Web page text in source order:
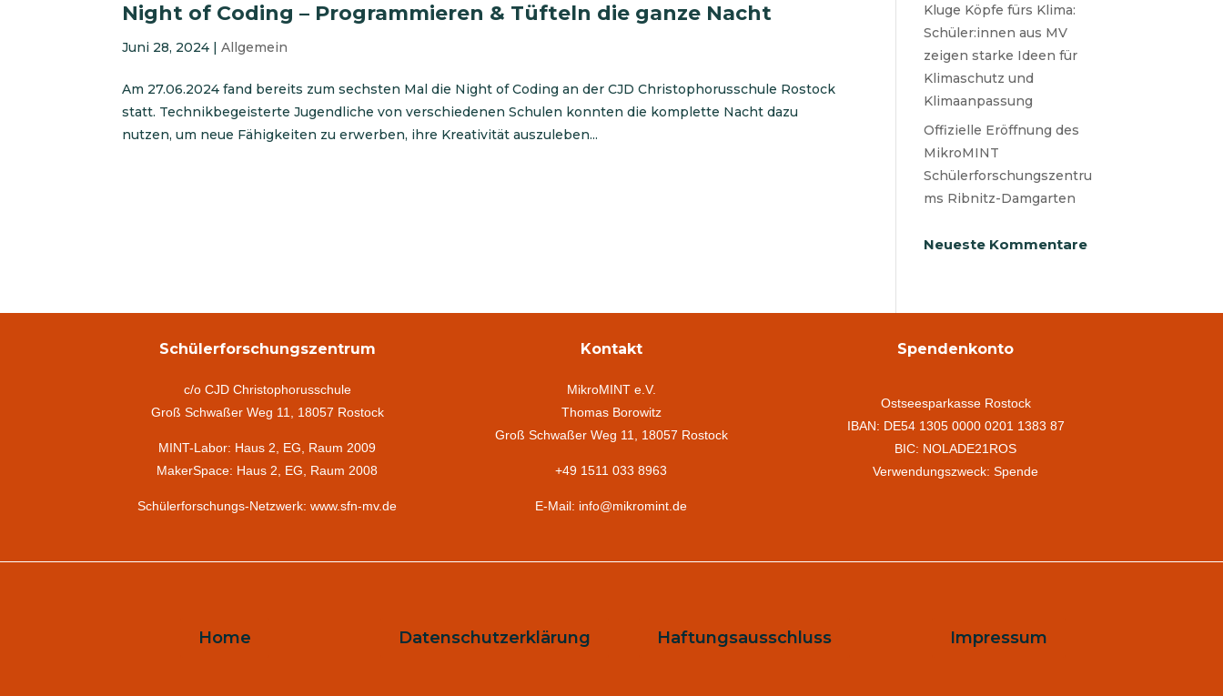
Night of Coding – Programmieren & Tüfteln die ganze Nacht
Juni 28, 2024 |Allgemein
Am 27.06.2024 fand bereits zum sechsten Mal die Night of Coding an der CJD Christophorusschule Rostock
statt. Technikbegeisterte Jugendliche von verschiedenen Schulen konnten die komplette Nacht dazu
nutzen, um neue Fähigkeiten zu erwerben, ihre Kreativität auszuleben...
Kluge Köpfe fürs Klima:
Schüler:innen aus MV
zeigen starke Ideen für
Klimaschutz und
Klimaanpassung
Offizielle Eröffnung des
MikroMINT
Schülerforschungszentru
ms Ribnitz-Damgarten
Neueste Kommentare
Schülerforschungszentrum
c/o CJD Christophorusschule
Groß Schwaßer Weg 11, 18057 Rostock
MINT-Labor: Haus 2, EG, Raum 2009
MakerSpace: Haus 2, EG, Raum 2008
Schülerforschungs-Netzwerk: www.sfn-mv.de
Kontakt
MikroMINT e.V.
Thomas Borowitz
Groß Schwaßer Weg 11, 18057 Rostock
+49 1511 033 8963
E-Mail: info@mikromint.de
Spendenkonto
Ostseesparkasse Rostock
IBAN: DE54 1305 0000 0201 1383 87
BIC: NOLADE21ROS
Verwendungszweck: Spende
Home Datenschutzerklärung Haftungsausschluss Impressum